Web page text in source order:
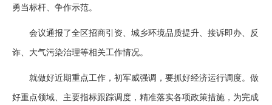
勇当标杆、争作示范。
会议通报了全区招商引资、城乡环境品质提升、接诉即办、反
诈、大气污染治理等相关工作情况。
就做好近期重点工作，初军威强调，要抓好经济运行调度。做
好重点领域、主要指标跟踪调度，精准落实各项政策措施，为完成